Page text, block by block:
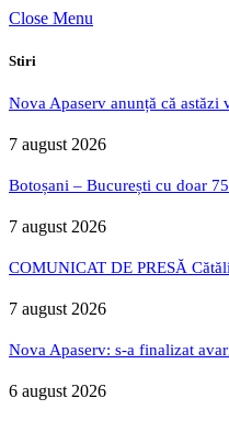
Close Menu
Stiri
Nova Apaserv anunță că astăzi
7 august 2026
Botoșani – București cu doar
7 august 2026
COMUNICAT DE PRESĂ
7 august 2026
Nova Apaserv: s-a finalizat
6 august 2026